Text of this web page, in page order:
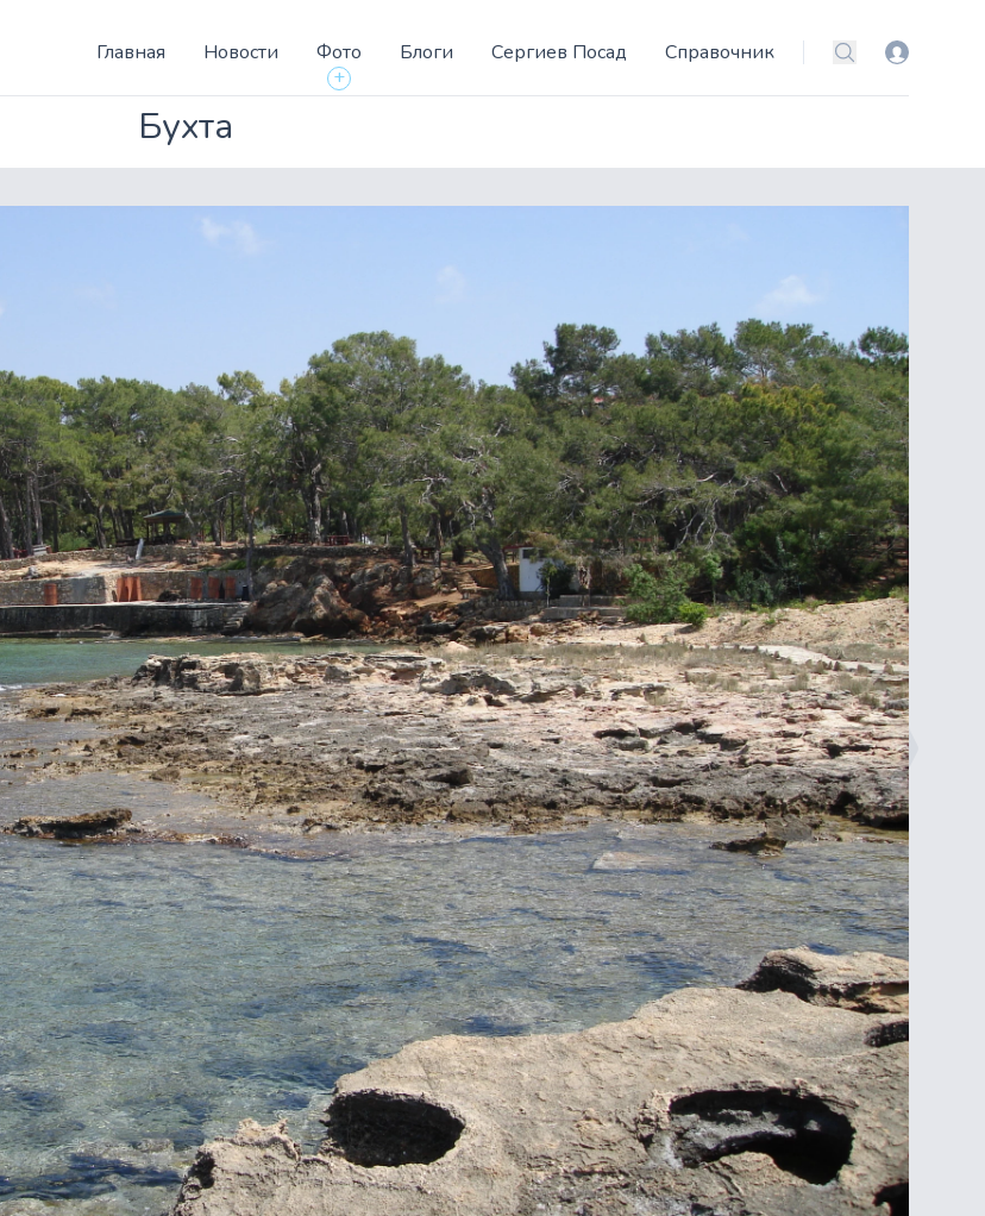
Главная Новости
Фото
+
Блоги Сергиев Посад Справочник Поиск Вход
Бухта